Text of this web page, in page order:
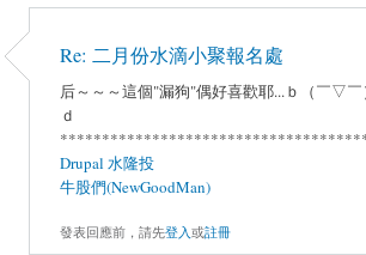
Re: 二月份水滴小聚報名處
后～～～這個"漏狗"偶好喜歡耶...ｂ（￣▽￣
ｄ
Drupal 水隆投
牛股們(NewGoodMan)
發表回應前，請先登入或註冊